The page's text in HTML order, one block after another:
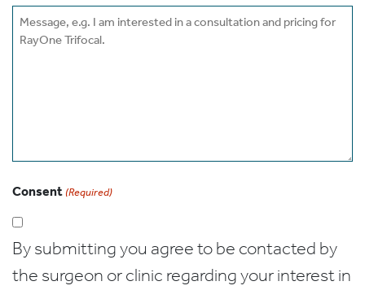
Message
Consent (Required)
By submitting you agree to be contacted by
the surgeon or clinic regarding your interest in